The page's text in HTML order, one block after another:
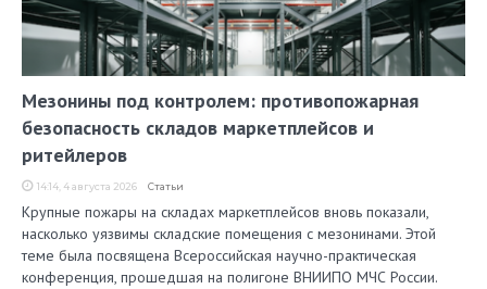
Мезонины под контролем: противопожарная
безопасность складов маркетплейсов и
ритейлеров
14:14, 4 августа 2026 Статьи
Крупные пожары на складах маркетплейсов вновь показали,
насколько уязвимы складские помещения с мезонинами. Этой
теме была посвящена Всероссийская научно-практическая
конференция, прошедшая на полигоне ВНИИПО МЧС России.